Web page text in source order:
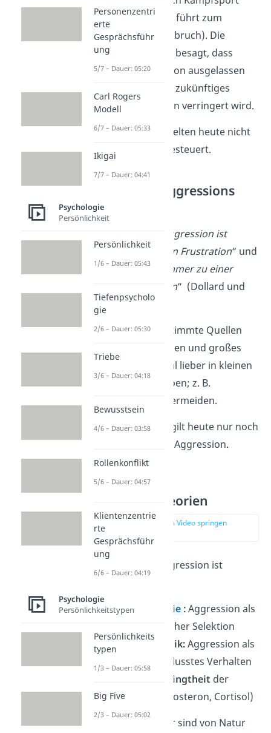
(denn Unterdrücken führt zum
unkontrollierten Ausbruch). Die
Katharsishypothese
besagt, dass
angestaute Aggression ausgelassen
werden muss, damit zukünftiges
Aggressionsverhalten verringert wird.
Aber:Menschen gelten heute nicht
mehr als rein triebgesteuert.
Frustrations-Aggressions
Theorie
Aggression ist
immer eine Folge von Frustration“ und
„Frustration führt immer zu einer
Form von Aggression“ (Dollard und
Miller, 1939).
Lösungsansatz: Bestimmte Quellen
der Frustration meiden und großes
Aggressionspotential lieber in kleinen
Aggressionen ausleben; z. B.
kompetitive Spiele vermeiden.
Aber:Frustration gilt heute nur noch
als
von Aggression.
Biologische
Aggressionstheorien
zur Stelle im Video springen
Aggression ist
Evolutionstheorie :Aggression als
Ergebnis natürlicher Selektion
Verhaltensgenetik:Aggression als
genetisch beeinflusstes Verhalten
Bedingtheit der
Aggression (Testosteron, Cortisol)
➜ Annahme: Männer sind von Natur
Personenzentri
erte
Gesprächsführ
ung
5/7 – Dauer: 05:20
Carl Rogers
Modell
6/7 – Dauer: 05:33
Ikigai
7/7 – Dauer: 04:41
Psychologie
Persönlichkeit
Persönlichkeit
1/6 – Dauer: 05:43
Tiefenpsycholo
gie
2/6 – Dauer: 05:30
Triebe
3/6 – Dauer: 04:18
Bewusstsein
4/6 – Dauer: 03:58
Rollenkonflikt
5/6 – Dauer: 04:57
Klientenzentrie
rte
Gesprächsführ
ung
6/6 – Dauer: 04:19
Psychologie
Persönlichkeitstypen
Persönlichkeits
typen
1/3 – Dauer: 05:58
Big Five
2/3 – Dauer: 05:02